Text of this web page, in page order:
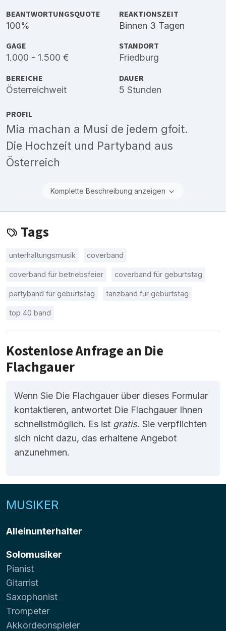
BEANTWORTUNGSQUOTE
100%
REAKTIONSZEIT
Binnen 3 Tagen
GAGE
1.000 - 1.500 €
STANDORT
Friedburg
BEREICHE
Österreichweit
DAUER
5 Stunden
PROFIL
Mia machan a Musi de jedem gfoit.
Die Hochzeit und Partyband aus
Österreich
Komplette Beschreibung anzeigen
Tags
unterhaltungsmusik coverband
coverband für betriebsfeier coverband für geburtstag
partyband für geburtstag tanzband für geburtstag
top 40 band
Kostenlose Anfrage an Die
Flachgauer
Wenn Sie Die Flachgauer über dieses Formular
kontaktieren, antwortet Die Flachgauer Ihnen
schnellstmöglich. Es ist gratis. Sie verpflichten
sich nicht dazu, das erhaltene Angebot
anzunehmen.
MUSIKER
Alleinunterhalter
Solomusiker
Pianist
Gitarrist
Saxophonist
Trompeter
Akkordeonspieler